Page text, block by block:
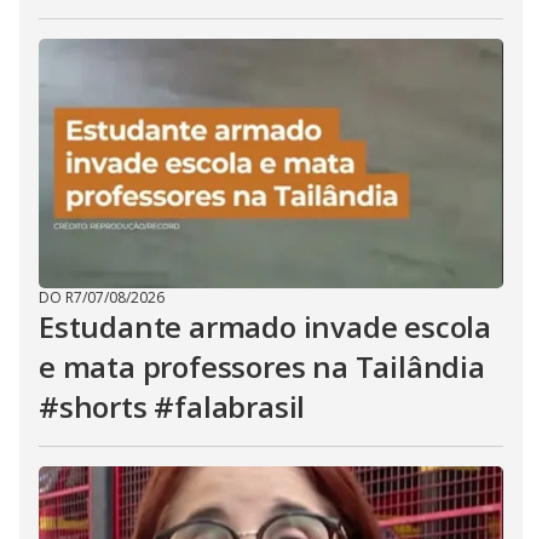
DO R7/07/08/2026
Estudante armado invade escola
e mata professores na Tailândia
#shorts #falabrasil